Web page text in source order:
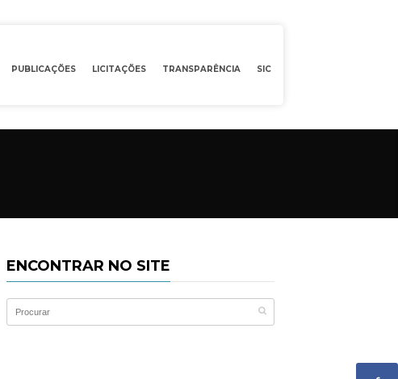
PUBLICAÇÕES LICITAÇÕES TRANSPARÊNCIA SIC
ENCONTRAR NO SITE